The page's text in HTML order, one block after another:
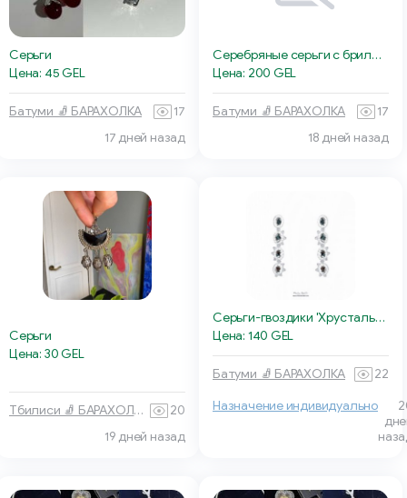
Серьги
Цена: 45 GEL
Батуми 🧦 БАРАХОЛКА
17
17 дней назад
Серебряные серьги с бриллиантами
Цена: 200 GEL
Батуми 🧦 БАРАХОЛКА
17
18 дней назад
Серьги
Цена: 30 GEL
Тбилиси 🧦 БАРАХОЛКА
20
19 дней назад
Серьги-гвоздики 'Хрустальное кружево'
Цена: 140 GEL
Батуми 🧦 БАРАХОЛКА 22
Назначение индивидуально